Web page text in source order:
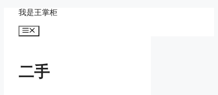
content
我是王掌柜
Menu
二手